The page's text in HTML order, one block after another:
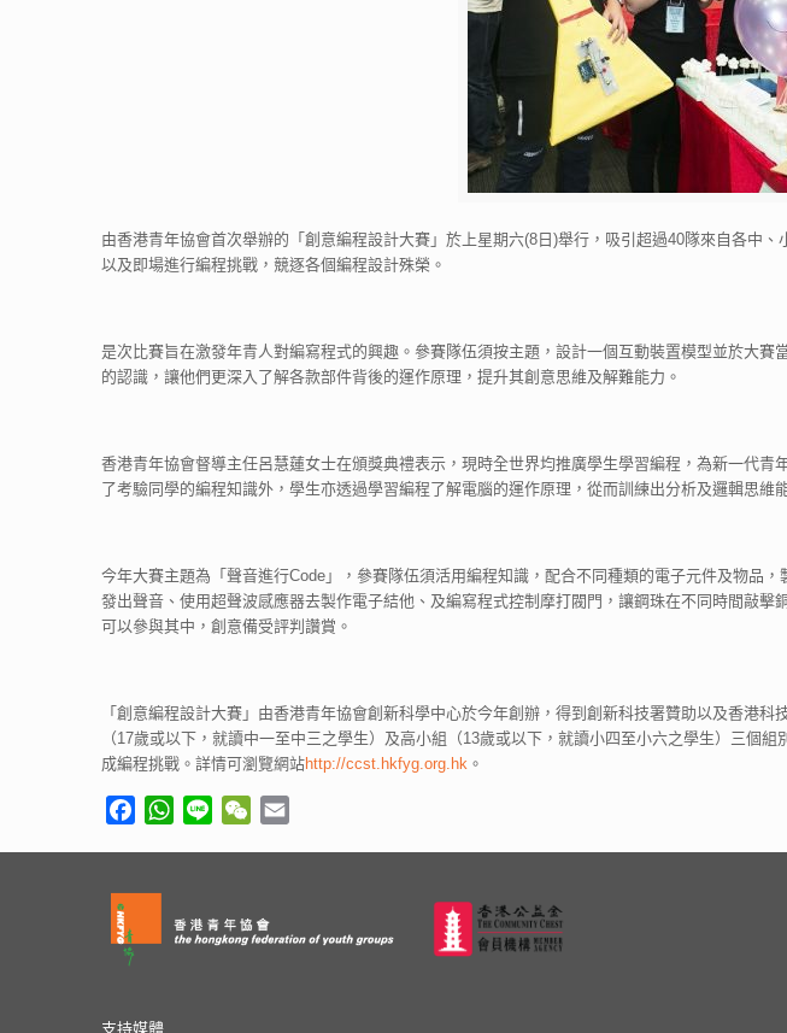
由香港青年協會首次舉辦的「創意編程設計大賽」於上星期六(8日)舉行，吸引超過40隊來自各中
以及即場進行編程挑戰，競逐各個編程設計殊榮。
是次比賽旨在激發年青人對編寫程式的興趣。參賽隊伍須按主題，設計一個互動裝置模型並於大
的認識，讓他們更深入了解各款部件背後的運作原理，提升其創意思維及解難能力。
香港青年協會督導主任呂慧蓮女士在頒獎典禮表示，現時全世界均推廣學生學習編程，為新一代
了考驗同學的編程知識外，學生亦透過學習編程了解電腦的運作原理，從而訓練出分析及邏輯思
今年大賽主題為「聲音進行Code」，參賽隊伍須活用編程知識，配合不同種類的電子元件及物品
發出聲音、使用超聲波感應器去製作電子結他、及編寫程式控制摩打閥門，讓鋼珠在不同時間敲
可以參與其中，創意備受評判讚賞。
「創意編程設計大賽」由香港青年協會創新科學中心於今年創辦，得到創新科技署贊助以及香港
（17歲或以下，就讀中一至中三之學生）及高小組（13歲或以下，就讀小四至小六之學生）三個
成編程挑戰。詳情可瀏覽網站http://ccst.hkfyg.org.hk 。
FacebookWhatsApp
Line WeChat
支持媒體